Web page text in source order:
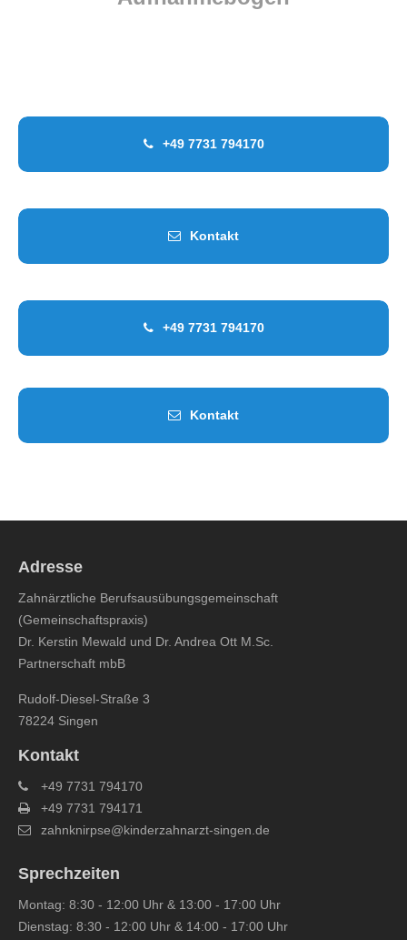
+49 7731 794170
Kontakt
+49 7731 794170
Kontakt
Adresse
Zahnärztliche Berufsausübungsgemeinschaft
(Gemeinschaftspraxis)
Dr. Kerstin Mewald und Dr. Andrea Ott M.Sc.
Partnerschaft mbB
Rudolf-Diesel-Straße 3
78224 Singen
Kontakt
+49 7731 794170
+49 7731 794171
zahnknirpse@kinderzahnarzt-singen.de
Sprechzeiten
Montag: 8:30 - 12:00 Uhr & 13:00 - 17:00 Uhr
Dienstag: 8:30 - 12:00 Uhr & 14:00 - 17:00 Uhr